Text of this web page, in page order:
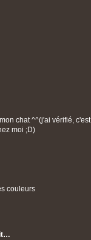
chat ^^(j'ai vérifié,
moi ;D)
couleurs